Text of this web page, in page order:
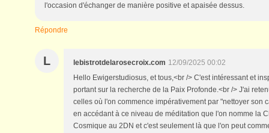
l'occasion d'échanger de manière positive et apaisée dessus.
Répondre
L lebistrotdelarosecroix.com 12/09/2025 00:02
Hello Ewigerstudiosus, et tous,<br /> C'est intéressant et
portant sur la recherche de la Paix Profonde.<br /> J'ai
celles où l'on commence impérativement par "nettoyer son
en accédant à ce niveau de méditation que l'on nomme la
Cosmique au 2DN et c'est seulement là que l'on peut